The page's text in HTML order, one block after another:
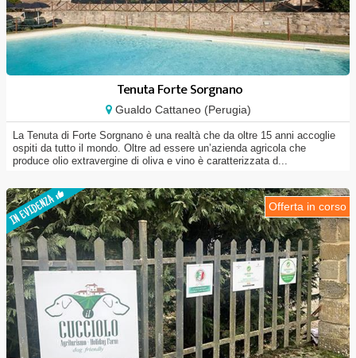
Tenuta Forte Sorgnano
Gualdo Cattaneo (Perugia)
La Tenuta di Forte Sorgnano è una realtà che da oltre 15 anni accoglie
ospiti da tutto il mondo. Oltre ad essere un’azienda agricola che
produce olio extravergine di oliva e vino è caratterizzata d...
Offerta in corso